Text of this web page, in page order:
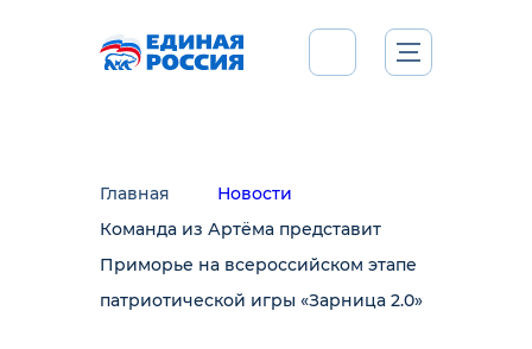
Главная
Новости
Команда из Артёма представит
Приморье на всероссийском этапе
патриотической игры «Зарница 2.0»